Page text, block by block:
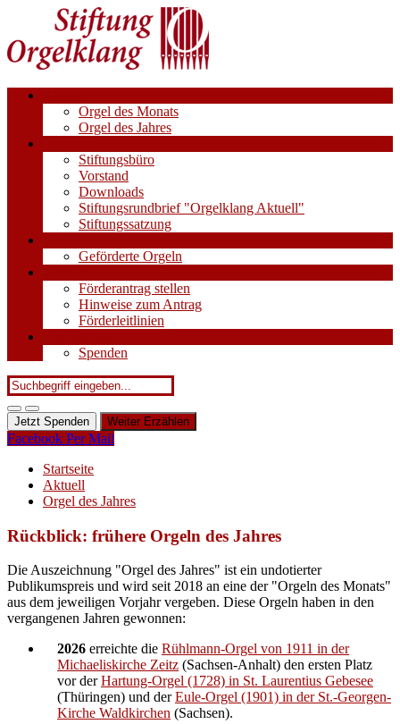
Orgel des Monats
Orgel des Jahres
Stiftungsbüro
Vorstand
Downloads
Stiftungsrundbrief "Orgelklang Aktuell"
Stiftungssatzung
Geförderte Orgeln
Förderantrag stellen
Hinweise zum Antrag
Förderleitlinien
Spenden
Jetzt Spenden Weiter Erzählen
Facebook Per Mail
Startseite
Aktuell
Orgel des Jahres
Rückblick: frühere Orgeln des Jahres
Die Auszeichnung "Orgel des Jahres" ist ein undotierter
Publikumspreis und wird seit 2018 an eine der "Orgeln des Monats"
aus dem jeweiligen Vorjahr vergeben. Diese Orgeln haben in den
vergangenen Jahren gewonnen:
2026 erreichte die Rühlmann-Orgel von 1911 in der
Michaeliskirche Zeitz (Sachsen-Anhalt) den ersten Platz
vor derHartung-Orgel (1728) in St. Laurentius Gebesee
(Thüringen) und derEule-Orgel (1901) in der St.-Georgen-
Kirche Waldkirchen (Sachsen).